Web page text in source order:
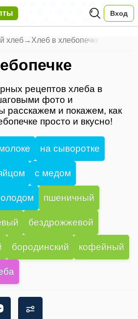
Вход
хлеб→ Хлеб в хлебопечке
рецептов хлеба в
фото и
расскажем и покажем, как
просто и вкусно!
на сыворотке
с медом
пшеничный
бездрожжевой
бородинский кофейный